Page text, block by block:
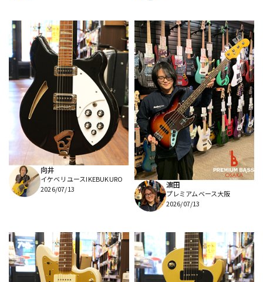
向井
イケベリユースIKEBUKURO
2026/07/13
濵田
プレミアムベース大阪
2026/07/13